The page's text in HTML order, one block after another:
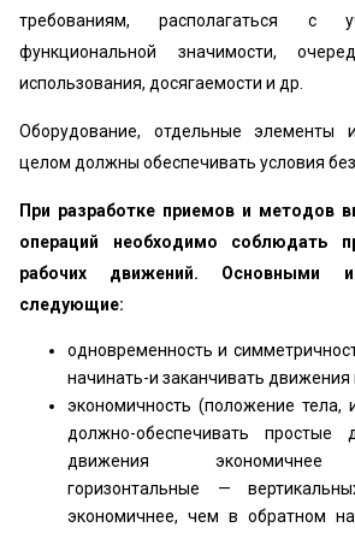
требованиям, располагаться с
функциональной значимости,
использования, досягаемости и др.
Оборудование, отдельные элементы
целом должны обеспечивать условия
При разработке приемов и методов
операций необходимо соблюдать
рабочих движений. Основными
следующие:
одновременность и
начинать-и заканчивать движения
экономичность (положение тела,
должно-обеспечивать простые
движения экономичнее
горизонтальные —
экономичнее, чем в обратном